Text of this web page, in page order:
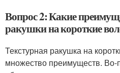
Вопрос 2: Какие
ракушки на короткие
Текстурная ракушка на
множество преимуществ. Во-